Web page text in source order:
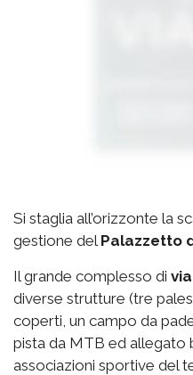
Si staglia all’orizzonte la
gestione del Palazzetto
Il grande complesso di via
diverse strutture (tre
coperti, un campo da
pista da MTB ed allegato
associazioni sportive del